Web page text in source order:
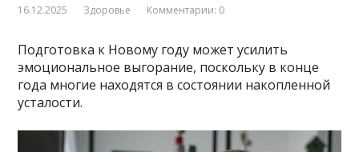
16.12.2025 Здоровье Комментарии: 0
Подготовка к Новому году может усилить
эмоциональное выгорание, поскольку в конце
года многие находятся в состоянии накопленной
усталости.